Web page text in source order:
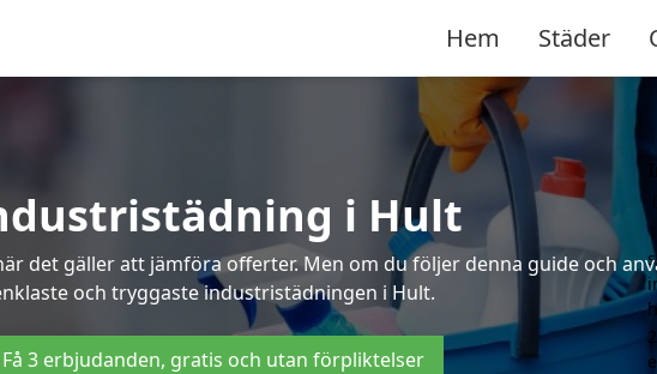
Hem Städer
i Hult
det gäller att jämföra offerter. Men om du följer denna guide och
och tryggaste industristädningen i Hult.
Få 3 erbjudanden, gratis och utan förpliktelser
1
2